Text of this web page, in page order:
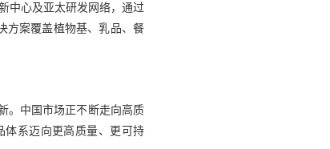
中心及亚太研发网络，通过
方案覆盖植物基、乳品、餐
。中国市场正不断走向高质
体系迈向更高质量、更可持